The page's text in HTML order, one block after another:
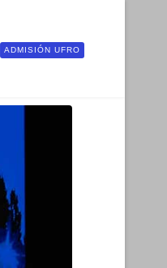
ADMISIÓN UFRO